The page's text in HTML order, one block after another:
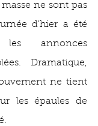
ne sont pas
d'hier a été
annonces
Dramatique,
ne tient
les épaules de